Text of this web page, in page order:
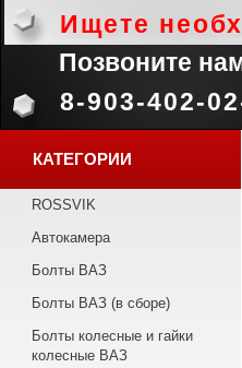
Ищете
Позвоните
8-903-402-
КАТЕГОРИИ
ROSSVIK
Автокамера
Болты ВАЗ
Болты ВАЗ (в сборе)
Болты колесные и гайки
колесные ВАЗ